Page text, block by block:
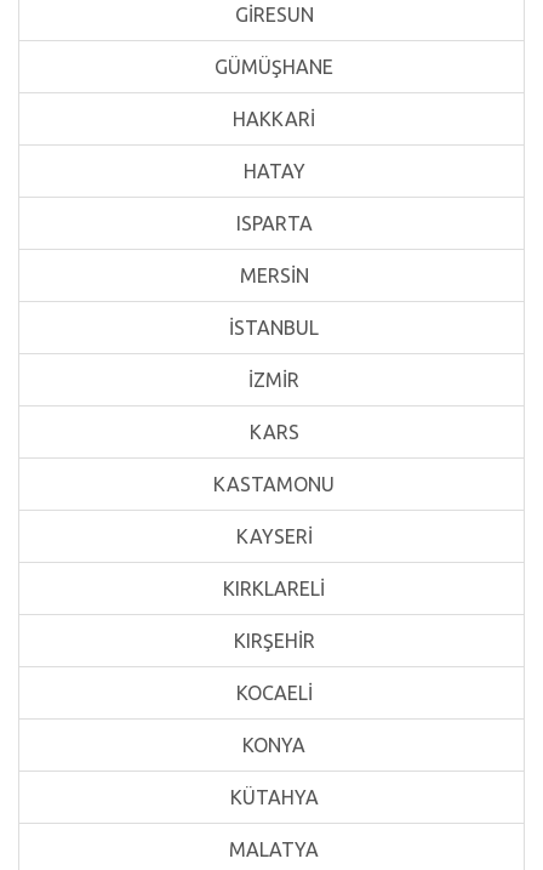
GİRESUN
GÜMÜŞHANE
HAKKARİ
HATAY
ISPARTA
MERSİN
İSTANBUL
İZMİR
KARS
KASTAMONU
KAYSERİ
KIRKLARELİ
KIRŞEHİR
KOCAELİ
KONYA
KÜTAHYA
MALATYA